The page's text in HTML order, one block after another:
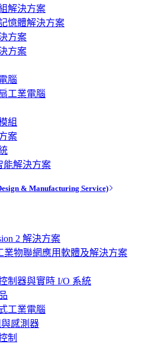
解決方案
憶體解決方案
方案
方案
腦
工業電腦
組
案
能解決方案
& Manufacturing Service)
2 解決方案
業物聯網應用軟體及解決方案
制器與實時 I/O 系統
工業電腦
感測器
制